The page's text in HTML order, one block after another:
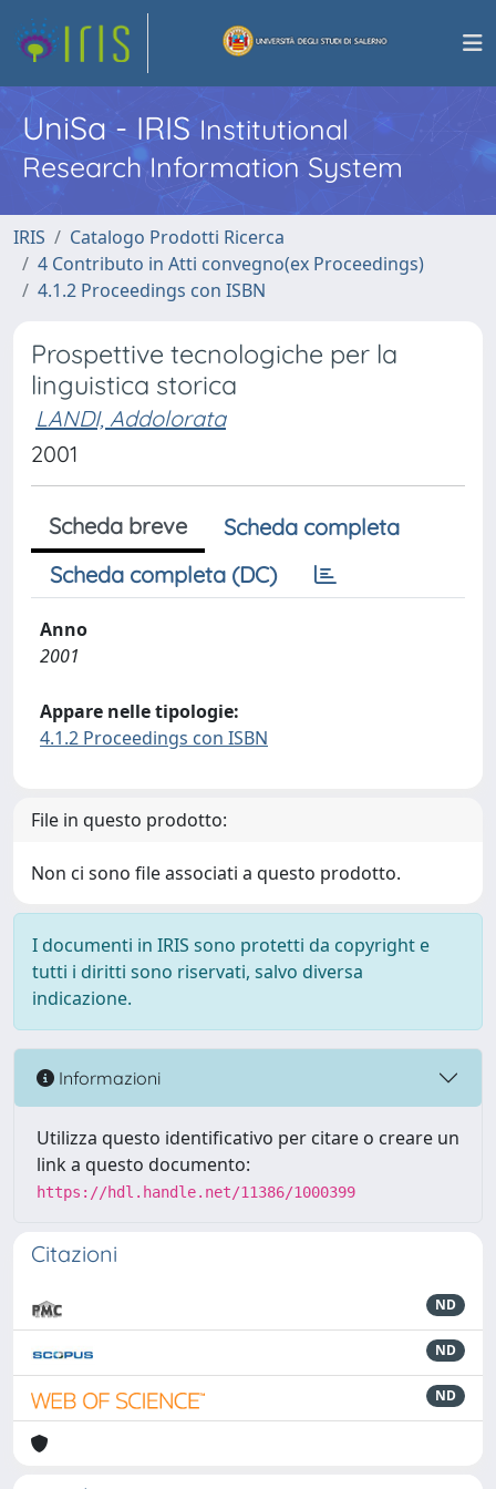
UniSa - IRISInstitutional
Research Information System
IRIS
Catalogo Prodotti Ricerca
4 Contributo in Atti convegno(ex Proceedings)
4.1.2 Proceedings con ISBN
Prospettive tecnologiche per la
linguistica storica
LANDI, Addolorata
2001
Scheda breve
Scheda completa
Scheda completa (DC)
Anno
2001
Appare nelle tipologie:
4.1.2 Proceedings con ISBN
File in questo prodotto:
Non ci sono file associati a questo prodotto.
I documenti in IRIS sono protetti da copyright e
tutti i diritti sono riservati, salvo diversa
indicazione.
Informazioni
Utilizza questo identificativo per citare o creare un
link a questo documento:
https://hdl.handle.net/11386/1000399
Citazioni
ND
ND
ND